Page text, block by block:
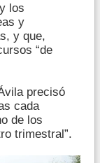
los
y
y que,
“de
precisó
cada
de los
trimestral”.